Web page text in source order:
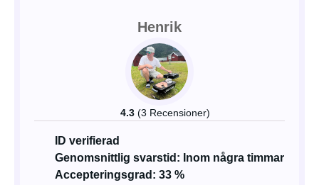
Henrik
4.3 (3 Recensioner)
ID verifierad
Genomsnittlig svarstid: Inom några timmar
Accepteringsgrad: 33 %